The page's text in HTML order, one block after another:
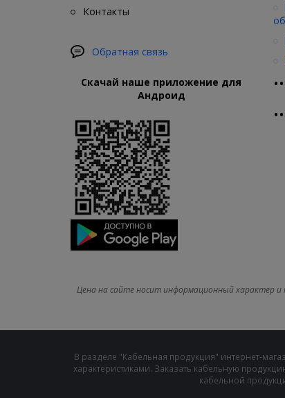
Контакты
Обратная связь
Скачай наше приложение для
Андроид
••
••
Цена на сайте носит информационный характер и
В разделе "Кабельная продукция" интернет-
характеристиками. Заказать кабельную
кабельной